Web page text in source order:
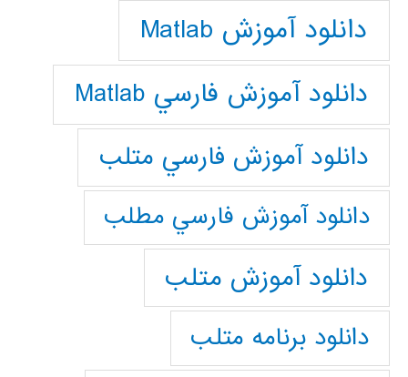
دانلود آموزش Matlab
دانلود آموزش فارسي Matlab
دانلود آموزش فارسي متلب
دانلود آموزش فارسي مطلب
دانلود آموزش متلب
دانلود برنامه متلب